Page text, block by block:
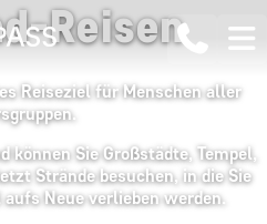
Reisen
Reiseziel für Menschen aller
können Sie Großstädte, Tempel,
Strände besuchen, in die Sie
Neue verlieben werden.